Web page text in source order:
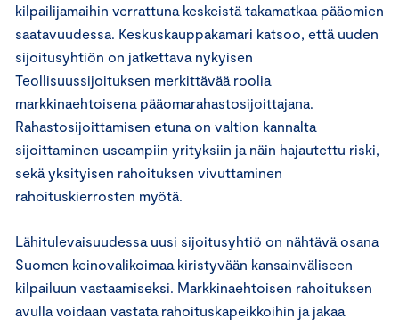
kilpailijamaihin verrattuna keskeistä takamatkaa pääomien
saatavuudessa. Keskuskauppakamari katsoo, että uuden
sijoitusyhtiön on jatkettava nykyisen
Teollisuussijoituksen merkittävää roolia
markkinaehtoisena pääomarahastosijoittajana.
Rahastosijoittamisen etuna on valtion kannalta
sijoittaminen useampiin yrityksiin ja näin hajautettu riski,
sekä yksityisen rahoituksen vivuttaminen
rahoituskierrosten myötä.
Lähitulevaisuudessa uusi sijoitusyhtiö on nähtävä osana
Suomen keinovalikoimaa kiristyvään kansainväliseen
kilpailuun vastaamiseksi. Markkinaehtoisen rahoituksen
avulla voidaan vastata rahoituskapeikkoihin ja jakaa